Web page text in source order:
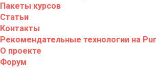
Пакеты курсов
Статьи
Контакты
Рекомендательные технологии на
О проекте
Форум